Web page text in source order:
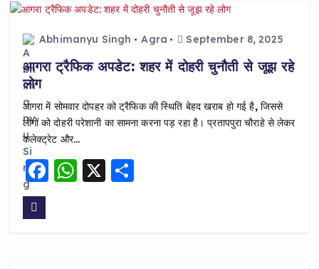
b
o
o
k
A
p
p
Abhimanyu Singh Agra September 8, 2025
​आगरा ट्रैफिक अपडेट: शहर में दोहरी चुनौती से जूझ रहे
लोग
​आगरा में सोमवार दोपहर को ट्रैफिक की स्थिति बेहद खराब हो गई है, जिससे
लोगों को दोहरी परेशानी का सामना करना पड़ रहा है। प्रतापपुरा चौराहे से लेकर
कलेक्ट्रेट और…
F WX S